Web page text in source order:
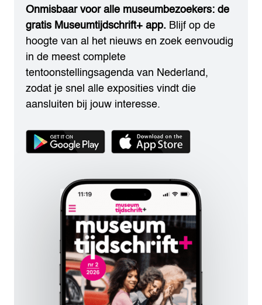
Onmisbaar voor alle museumbezoekers: de
gratis Museumtijdschrift+ app. Blijf op de
hoogte van al het nieuws en zoek eenvoudig
in de meest complete
tentoonstellingsagenda van Nederland,
zodat je snel alle exposities vindt die
aansluiten bij jouw interesse.